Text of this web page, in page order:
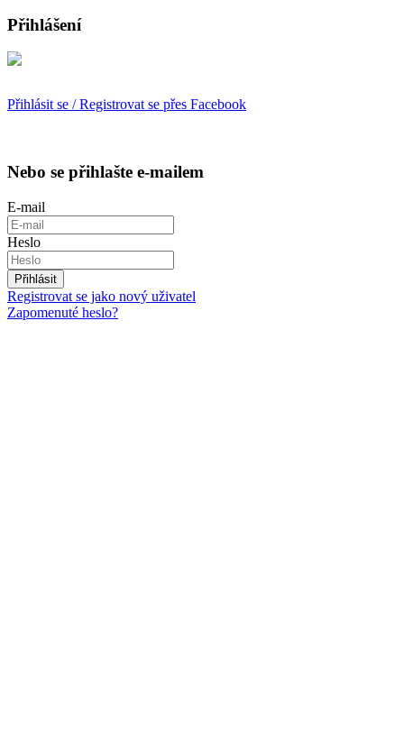
Přihlášení
Přihlásit se / Registrovat se přes Facebook
Nebo se přihlašte e-mailem
E-mail
Heslo
Přihlásit
Registrovat se jako nový uživatel
Zapomenuté heslo?